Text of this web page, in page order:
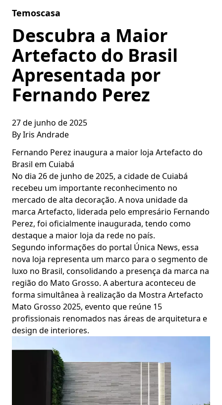
Temoscasa
Descubra a Maior
Artefacto do Brasil
Apresentada por
Fernando Perez
27 de junho de 2025
ByIris Andrade
Fernando Perez inaugura a maior loja Artefacto do
Brasil em Cuiabá
No dia 26 de junho de 2025, a cidade de Cuiabá
recebeu um importante reconhecimento no
mercado de alta decoração. A nova unidade da
marca Artefacto, liderada pelo empresário Fernando
Perez, foi oficialmente inaugurada, tendo como
destaque a maior loja da rede no país.
Segundo informações do portal Única News, essa
nova loja representa um marco para o segmento de
luxo no Brasil, consolidando a presença da marca na
região do Mato Grosso. A abertura aconteceu de
forma simultânea à realização da Mostra Artefacto
Mato Grosso 2025, evento que reúne 15
profissionais renomados nas áreas de arquitetura e
design de interiores.